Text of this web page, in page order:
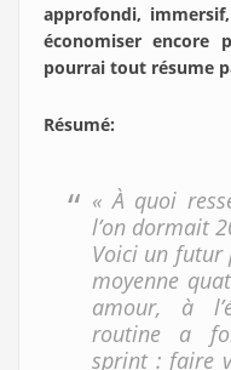
approfondi,
économiser encore
pourrai tout résume
Résumé:
« À quoi
l’on dormait
Voici un futur
moyenne
amour, à
routine a
sprint : faire